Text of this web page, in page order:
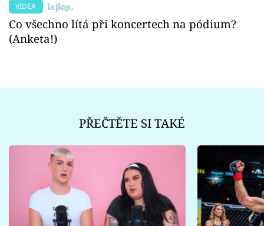
VIDEA
Co všechno lítá při koncertech na pódium?
(Anketa!)
PŘEČTĚTE SI TAKÉ